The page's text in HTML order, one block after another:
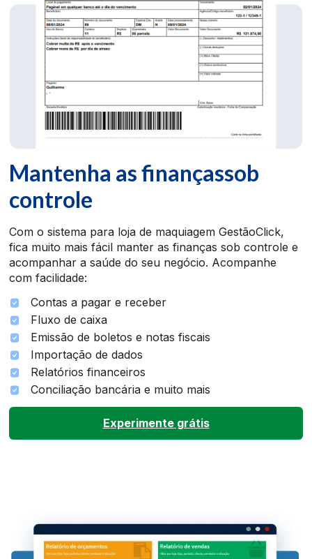
Mantenha as finançassob
controle
Com o sistema para loja de maquiagem GestãoClick,
fica muito mais fácil manter as finanças sob controle e
acompanhar a saúde do seu negócio. Acompanhe
com facilidade:
Contas a pagar e receber
Fluxo de caixa
Emissão de boletos e notas fiscais
Importação de dados
Relatórios financeiros
Conciliação bancária e muito mais
Experimente grátis